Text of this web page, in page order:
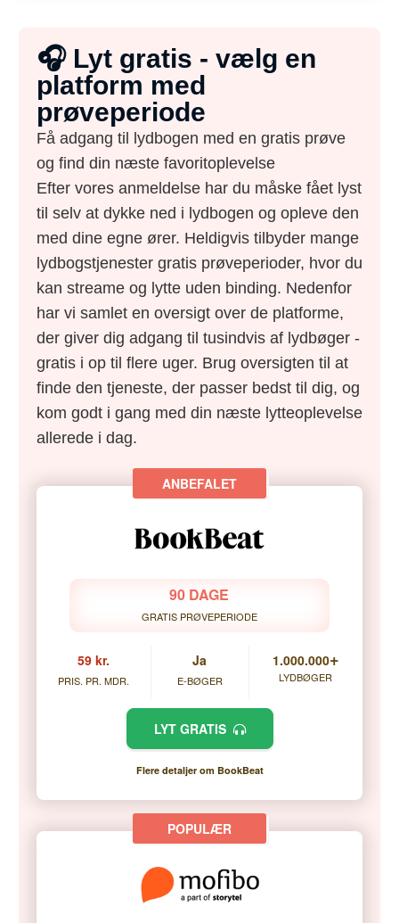
🎧 Lyt gratis - vælg en
platform med
prøveperiode
Få adgang til lydbogen med en gratis prøve
og find din næste favoritoplevelse
Efter vores anmeldelse har du måske fået lyst
til selv at dykke ned i lydbogen og opleve den
med dine egne ører. Heldigvis tilbyder mange
lydbogstjenester gratis prøveperioder, hvor du
kan streame og lytte uden binding. Nedenfor
har vi samlet en oversigt over de platforme,
der giver dig adgang til tusindvis af lydbøger -
gratis i op til flere uger. Brug oversigten til at
finde den tjeneste, der passer bedst til dig, og
kom godt i gang med din næste lytteoplevelse
allerede i dag.
90 DAGE
GRATIS PRØVEPERIODE
59 kr.
PRIS. PR. MDR.
Ja
E-BØGER
1.000.000+
LYDBØGER
LYT GRATIS
Flere detaljer om BookBeat